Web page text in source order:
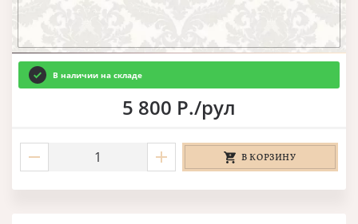
В наличии на складе
5 800 Р./рул
В КОРЗИНУ